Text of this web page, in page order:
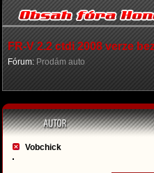
FR-V 2.2 ctdi 2008 verze
Fórum: Prodám auto
Vobchick